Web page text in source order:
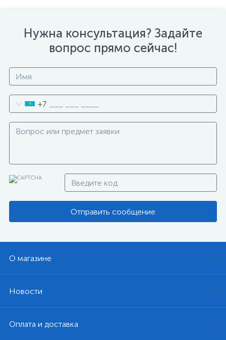
Нужна консультация? Задайте
вопрос прямо сейчас!
+7
Отправить сообщение
О магазине
Новости
Оплата и доставка